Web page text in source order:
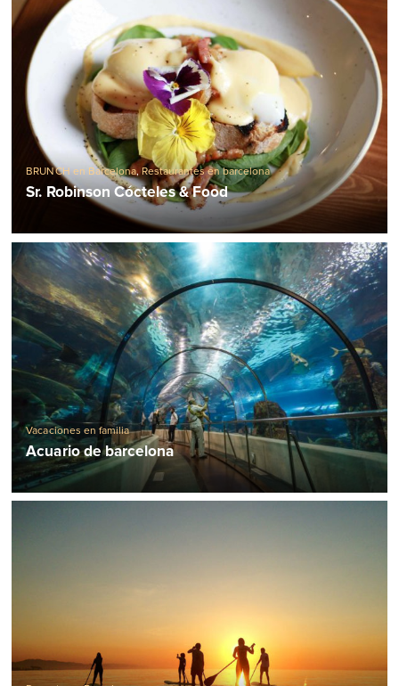
BRUNCH en Barcelona,Restaurantes en barcelona
Sr. Robinson Cócteles & Food
Vacaciones en familia
Acuario de barcelona